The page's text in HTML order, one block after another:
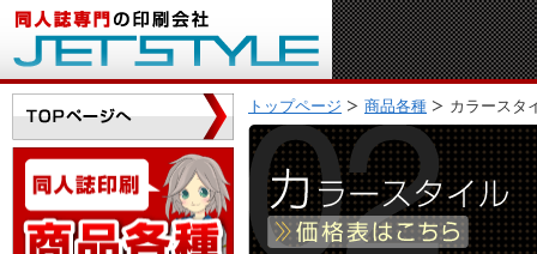
トップページ 商品各種 カラースタ